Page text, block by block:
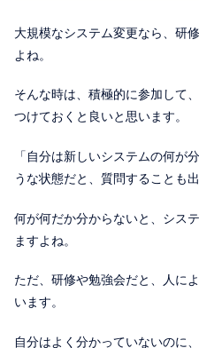
大規模なシステム変更なら、研
よね。
そんな時は、積極的に参加して
つけておくと良いと思います。
「自分は新しいシステムの何が
うな状態だと、質問することも
何が何だか分からないと、シス
ますよね。
ただ、研修や勉強会だと、人に
います。
自分はよく分かっていないのに